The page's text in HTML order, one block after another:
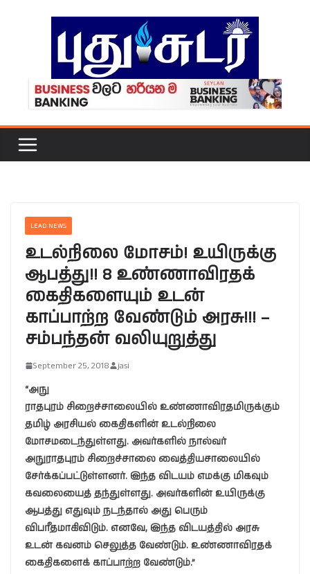
LEAD NEWS
உடல்நிலை மோசம்! உயிருக்கு
ஆபத்து!! 8 உண்ணாவிரதக்
கைதிகளையும் உடன்
காப்பாற்ற வேண்டும் அரசு!!! –
சம்பந்தன் வலியுறுத்து
September 25, 2018 jasi
“அநு
ராதபுரம் சிறைச்சாலையில் உண்ணாவிரதமிருக்கும்
தமிழ் அரசியல் கைதிகளின் உடல்நிலை
மோசமடைந்துள்ளது. அவர்களில் நால்வர்
அநுராதபுரம் சிறைச்சாலை வைத்தியசாலையில்
சேர்க்கப்பட்டுள்ளனர். இந்த விடயம் எமக்கு மிகவும்
கவலையைத் தந்துள்ளது. அவர்களின் உயிருக்கு
ஆபத்து எதுவும் நடந்தால் அது பெரும்
விபரீதமாகிவிடும். எனவே, இந்த விடயத்தில் அரசு
உடன் கவனம் செலுத்த வேண்டும். உண்ணாவிரதக்
கைதிகளைக் காப்பாற்ற வேண்டும்.”